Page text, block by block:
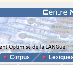
Corpus